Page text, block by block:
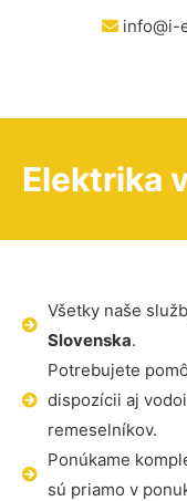
info@i-
Elektrika
Všetky naše
Slovenska.
Potrebujete
dispozícii aj
remeselníkov.
Ponúkame
sú priamo v